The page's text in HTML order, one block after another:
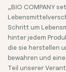
„BIO COMPANY
Schritt um
hinter jedem
die sie herstellen
bewahren und
Teil unserer